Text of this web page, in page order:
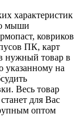
характеристик
мыши
ковриков
ПК, карт
нужный товар в
указанному на
Весь товар
для Вас
оптом